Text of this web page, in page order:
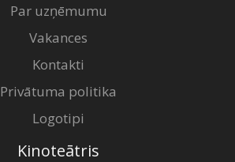
Par uzņēmumu
Vakances
Kontakti
Privātuma politika
Logotipi
Kinoteātris